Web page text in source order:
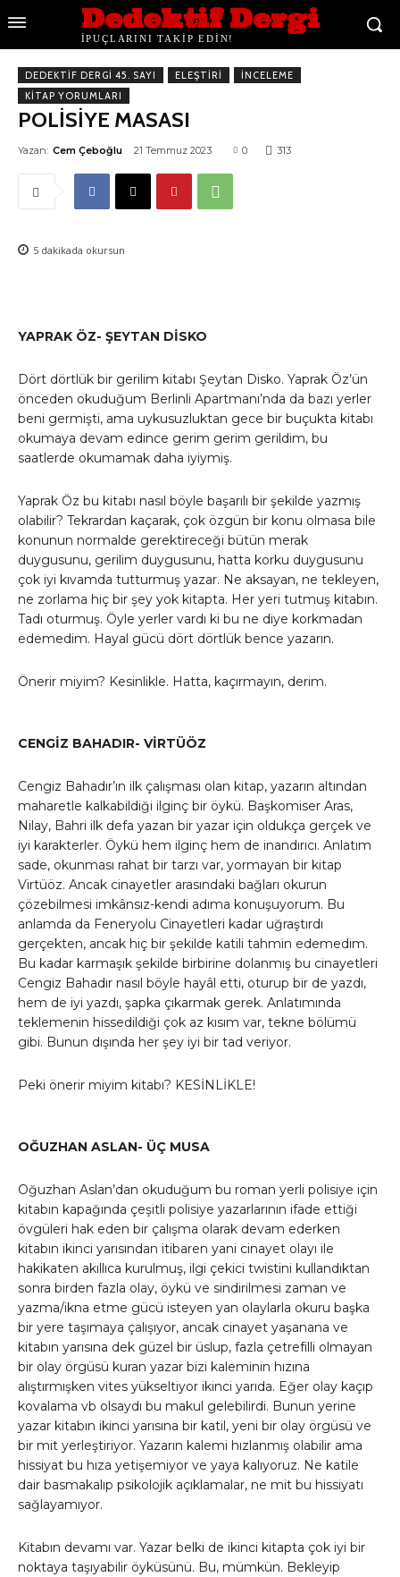
Dedektif Dergi
İPUÇLARINI TAKİP EDİN!
DEDEKTIF DERGI 45. SAYI ELEŞTIRI
İNCELEME
KITAP YORUMLARI
POLİSİYE MASASI
Yazan: Cem Çeboğlu 21 Temmuz 2023 0 313
5 dakikada okursun
YAPRAK ÖZ- ŞEYTAN DİSKO
Dört dörtlük bir gerilim kitabı Şeytan Disko. Yaprak Öz’ün
önceden okuduğum Berlinli Apartmanı’nda da bazı yerler
beni germişti, ama uykusuzluktan gece bir buçukta kitabı
okumaya devam edince gerim gerim gerildim, bu
saatlerde okumamak daha iyiymiş.
Yaprak Öz bu kitabı nasıl böyle başarılı bir şekilde yazmış
olabilir? Tekrardan kaçarak, çok özgün bir konu olmasa bile
konunun normalde gerektireceği bütün merak
duygusunu, gerilim duygusunu, hatta korku duygusunu
çok iyi kıvamda tutturmuş yazar. Ne aksayan, ne tekleyen,
ne zorlama hiç bir şey yok kitapta. Her yeri tutmuş kitabın.
Tadı oturmuş. Öyle yerler vardı ki bu ne diye korkmadan
edemedim. Hayal gücü dört dörtlük bence yazarın.
Önerir miyim? Kesinlikle. Hatta, kaçırmayın, derim.
CENGİZ BAHADIR- VİRTÜÖZ
Cengiz Bahadır’ın ilk çalışması olan kitap, yazarın altından
maharetle kalkabildiği ilginç bir öykü. Başkomiser Aras,
Nilay, Bahri ilk defa yazan bir yazar için oldukça gerçek ve
iyi karakterler. Öykü hem ilginç hem de inandırıcı. Anlatım
sade, okunması rahat bir tarzı var, yormayan bir kitap
Virtüöz. Ancak cinayetler arasındaki bağları okurun
çözebilmesi imkânsız-kendi adıma konuşuyorum. Bu
anlamda da Feneryolu Cinayetleri kadar uğraştırdı
gerçekten, ancak hiç bir şekilde katili tahmin edemedim.
Bu kadar karmaşık şekilde birbirine dolanmış bu cinayetleri
Cengiz Bahadır nasıl böyle hayâl etti, oturup bir de yazdı,
hem de iyi yazdı, şapka çıkarmak gerek. Anlatımında
teklemenin hissedildiği çok az kısım var, tekne bölümü
gibi. Bunun dışında her şey iyi bir tad veriyor.
Peki önerir miyim kitabı? KESİNLİKLE!
OĞUZHAN ASLAN- ÜÇ MUSA
Oğuzhan Aslan’dan okuduğum bu roman yerli polisiye için
kitabın kapağında çeşitli polisiye yazarlarının ifade ettiği
övgüleri hak eden bir çalışma olarak devam ederken
kitabın ikinci yarısından itibaren yani cinayet olayı ile
hakikaten akıllıca kurulmuş, ilgi çekici twistini kullandıktan
sonra birden fazla olay, öykü ve sindirilmesi zaman ve
yazma/ikna etme gücü isteyen yan olaylarla okuru başka
bir yere taşımaya çalışıyor, ancak cinayet yaşanana ve
kitabın yarısına dek güzel bir üslup, fazla çetrefilli olmayan
bir olay örgüsü kuran yazar bizi kaleminin hızına
alıştırmışken vites yükseltiyor ikinci yarıda. Eğer olay kaçıp
kovalama vb olsaydı bu makul gelebilirdi. Bunun yerine
yazar kitabın ikinci yarısına bir katil, yeni bir olay örgüsü ve
bir mit yerleştiriyor. Yazarın kalemi hızlanmış olabilir ama
hissiyat bu hıza yetişemiyor ve yaya kalıyoruz. Ne katile
dair basmakalıp psikolojik açıklamalar, ne mit bu hissiyatı
sağlayamıyor.
Kitabın devamı var. Yazar belki de ikinci kitapta çok iyi bir
noktaya taşıyabilir öyküsünü. Bu, mümkün. Bekleyip